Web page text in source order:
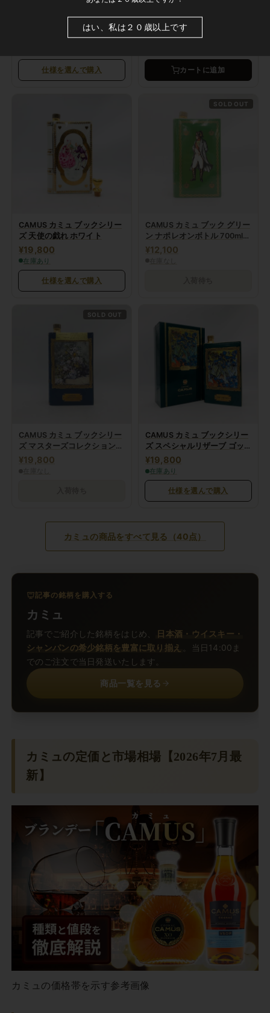
ー ナポレオンボトル 700ml
仕様を選んで購入
ズ レボリューション 700ml
¥19,800
カートに追加
CAMUS カミュ ブックシリー
ズ 天使の戯れ ホワイト
¥19,800
在庫あり
仕様を選んで購入
SOLD OUT
CAMUS カミュ ブック グリー
ン ナポレオンボトル 700ml
箱なし
¥12,100
SOLD OUT
CAMUS カミュ ブックシリー
ズ マスターズコレクション
ルノアール スプリングブーケ
¥19,800
CAMUS カミュ ブックシリー
ズ スペシャルリザーブ ゴッ
ホ アイリス
¥19,800
在庫あり
仕様を選んで購入
カミュの商品をすべて見る（40点）
記事の銘柄を購入する
カミュ
記事でご紹介した銘柄をはじめ、
日本酒・ウイスキー・
シャンパンの希少銘柄を豊富に取り揃え
。当日14:00ま
でのご注文で当日発送いたします。
商品一覧を見る
カミュの定価と市場相場【2026年7月最
新】
カミュの価格帯を示す参考画像
はい、私は２０歳以上です